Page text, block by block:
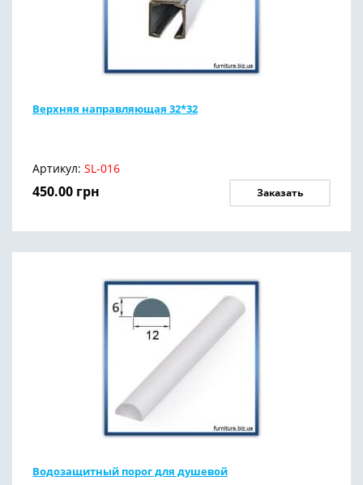
Верхняя направляющая 32*32
Артикул: SL-016
450.00 грн Заказать
Водозащитный порог для душевой